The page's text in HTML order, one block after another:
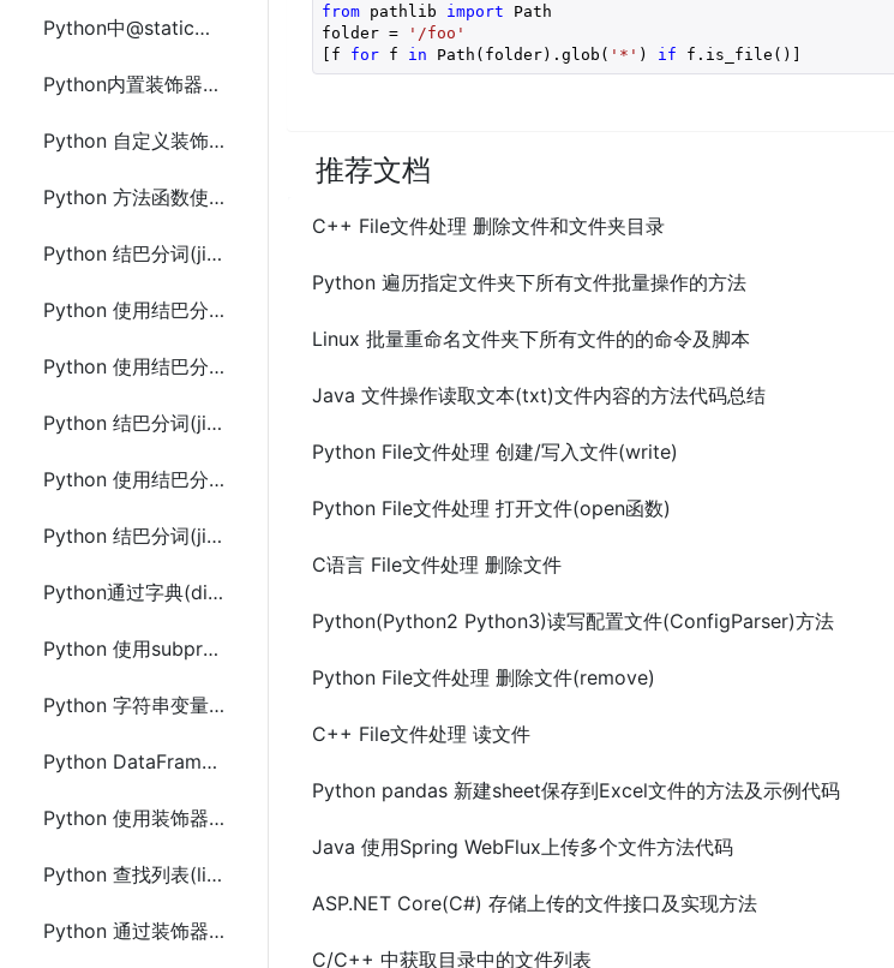
Python中@staticmethod和@classmethod区别及使用示例代码
Python内置装饰器(@property、@staticmethod、@classmethod)使用及示例代码
Python 自定义装饰器使用写法及示例代码
Python 方法函数使用多个装饰器及示例代码
Python 结巴分词(jieba)使用方法文档及示例代码
Python 使用结巴分词(jieba)并行分词及示例代码
Python 使用结巴分词(jieba)提取关键词和词性标注方法及示例代码
Python 结巴分词(jieba)的延迟加载机制及示例代码
Python 使用结巴分词(jieba)调用命令行分词及示例代码
Python 结巴分词(jieba)Tokenize和ChineseAnalyzer的使用及示例代码
Python通过字典(dict)中value获取前n个最大的元素方法及示例代码
Python 使用subprocess调用系统命令方法及示例代码
Python 字符串变量中去除换行(\n,\r)和空格等特殊字符的方法
Python DataFrame 根据列(column)值选择查找行(row)的方法及示例代码
Python 使用装饰器实现类中同名方法通过参数调用
Python 查找列表(list)中最小或最大的唯一对象元素的方法及示例代码
Python 通过装饰器控制函数定义(类似宏定义)
from pathlib import Path
folder =
'/foo'
[f for f in Path(folder).glob( '*' ) if f.is_file()]
推荐文档
C++ File文件处理 删除文件和文件夹目录
Python 遍历指定文件夹下所有文件批量操作的方法
Linux 批量重命名文件夹下所有文件的的命令及脚本
Java 文件操作读取文本(txt)文件内容的方法代码总结
Python File文件处理 创建/写入文件(write)
Python File文件处理 打开文件(open函数)
C语言 File文件处理 删除文件
Python(Python2 Python3)读写配置文件(ConfigParser)方法
Python File文件处理 删除文件(remove)
C++ File文件处理 读文件
Python pandas 新建sheet保存到Excel文件的方法及示例代码
Java 使用Spring WebFlux上传多个文件方法代码
ASP.NET Core(C#) 存储上传的文件接口及实现方法
C/C++ 中获取目录中的文件列表